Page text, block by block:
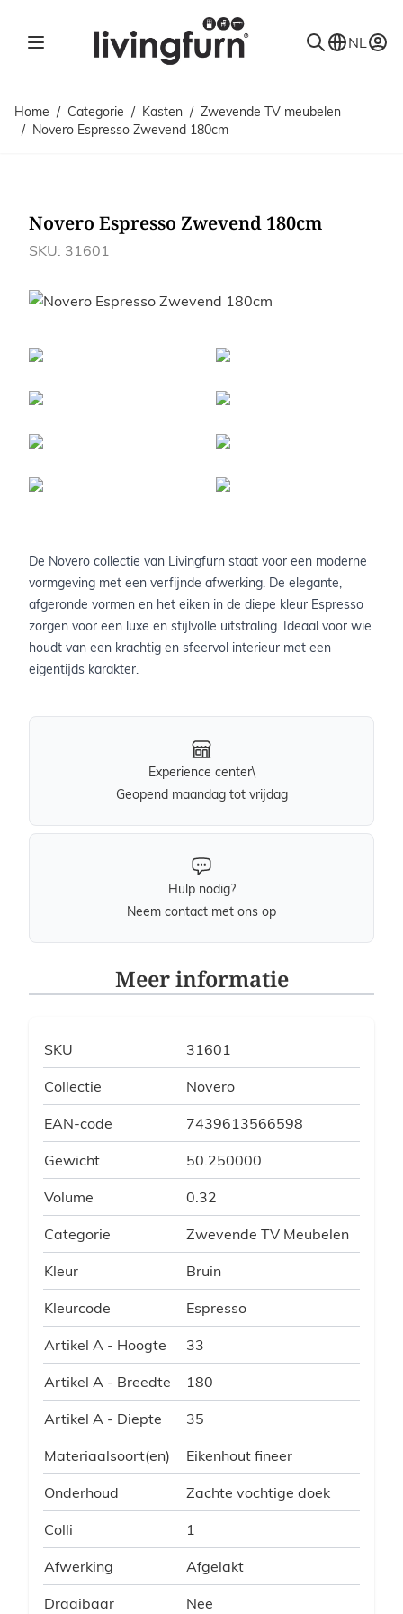
NL
Home / Categorie / Kasten / Zwevende TV meubelen
/ Novero Espresso Zwevend 180cm
Novero Espresso Zwevend 180cm
SKU: 31601
Afbeeldingen
De Novero collectie van Livingfurn staat voor een moderne
vormgeving met een verfijnde afwerking. De elegante,
afgeronde vormen en het eiken in de diepe kleur Espresso
zorgen voor een luxe en stijlvolle uitstraling. Ideaal voor wie
houdt van een krachtig en sfeervol interieur met een
eigentijds karakter.
Experience center\
Geopend maandag tot vrijdag
Hulp nodig?
Neem contact met ons op
Meer informatie
SKU 31601
Collectie Novero
EAN-code 7439613566598
Gewicht 50.250000
Volume 0.32
Categorie Zwevende TV Meubelen
Kleur Bruin
Kleurcode Espresso
Artikel A - Hoogte 33
Artikel A - Breedte 180
Artikel A - Diepte 35
Materiaalsoort(en) Eikenhout fineer
Onderhoud Zachte vochtige doek
Colli 1
Afwerking Afgelakt
Draaibaar Nee